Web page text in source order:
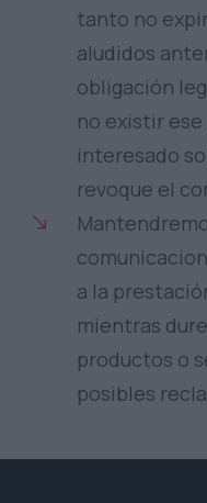
tanto no
aludidos
obligación
no existir
interesado
revoque el
a la
mientras
productos o
posibles